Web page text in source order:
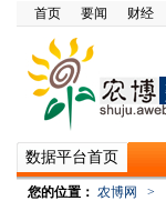
首页 要闻 财经
数据平台首页
您的位置： 农博网 >